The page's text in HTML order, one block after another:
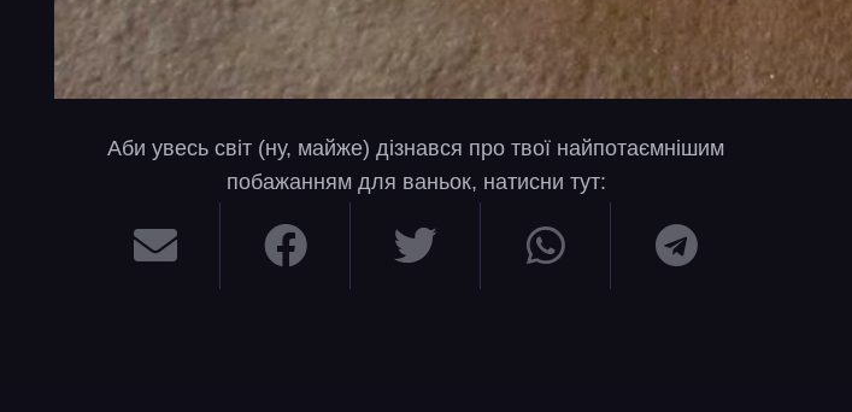
Аби увесь світ (ну, майже) дізнався про твої найпотаємнішим
побажанням для ваньок, натисни тут: